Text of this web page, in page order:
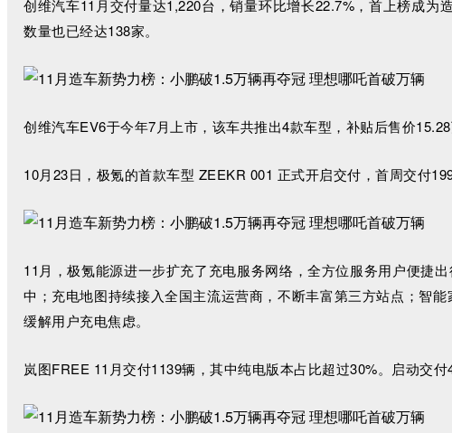
创维汽车11月交付量达1,220台，销量环比增长22.7%，首上榜成
数量也已经达138家。
创维汽车EV6于今年7月上市，该车共推出4款车型，补贴后售价
10月23日，极氪的首款车型 ZEEKR 001 正式开启交付，首周交付
11月，极氪能源进一步扩充了充电服务网络，全方位服务用户便捷
中；充电地图持续接入全国主流运营商，不断丰富第三方站点；智
缓解用户充电焦虑。
岚图FREE 11月交付1139辆，其中纯电版本占比超过30%。启动交